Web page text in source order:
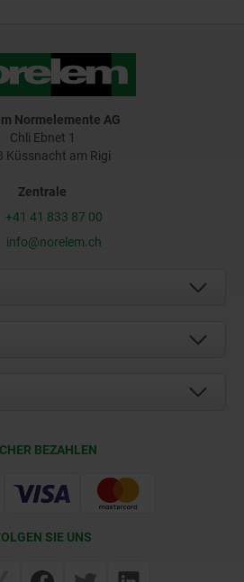
Normelemente AG
Chli Ebnet 1
Küssnacht am Rigi
Zentrale
+41 41 833 87 00
info@norelem.ch
BEZAHLEN
SIE UNS